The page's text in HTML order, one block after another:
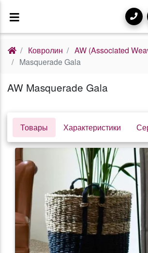
Ковролин
AW (Associated
Masquerade Gala
AW Masquerade Gala
Товары Характеристики